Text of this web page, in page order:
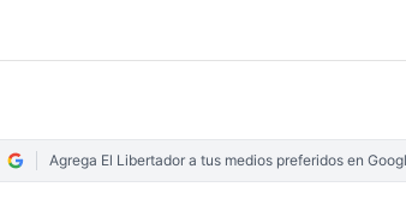
Agrega El Libertador a tus medios preferidos en